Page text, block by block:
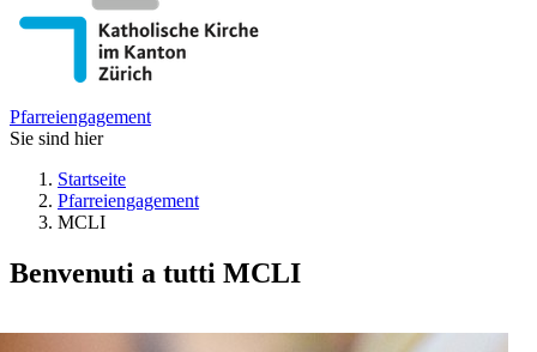
Pfarreiengagement
Sie sind hier
Startseite
Pfarreiengagement
MCLI
Benvenuti a tutti MCLI